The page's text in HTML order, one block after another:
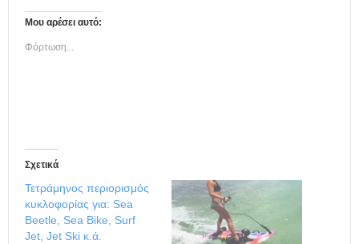
Μου αρέσει αυτό:
Φόρτωση...
Σχετικά
Τετράμηνος περιορισμός
κυκλοφορίας για: Sea
Beetle, Sea Bike, Surf
Jet, Jet Ski κ.ά.